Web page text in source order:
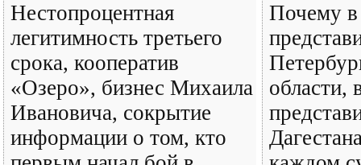
Нестопроцентная
легитимность третьего
срока, кооператив
«Озеро», бизнес Михаила
Ивановича, сокрытие
информации о том, кто
Почему в
области,